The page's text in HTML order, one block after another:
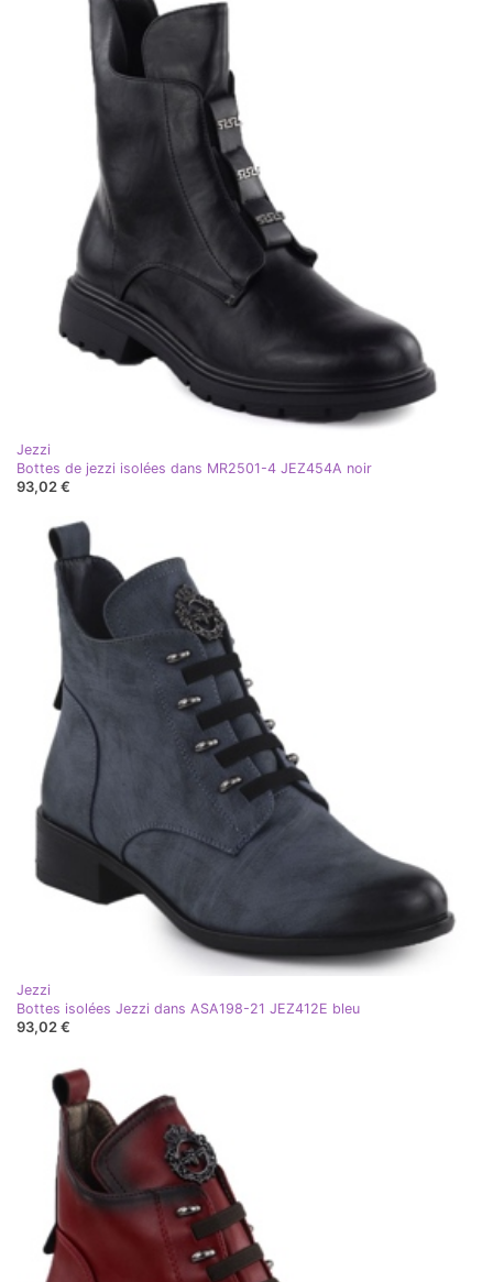
Jezzi
Bottes de jezzi isolées dans MR2501-4 JEZ454A noir
93,02 €
Jezzi
Bottes isolées Jezzi dans ASA198-21 JEZ412E bleu
93,02 €